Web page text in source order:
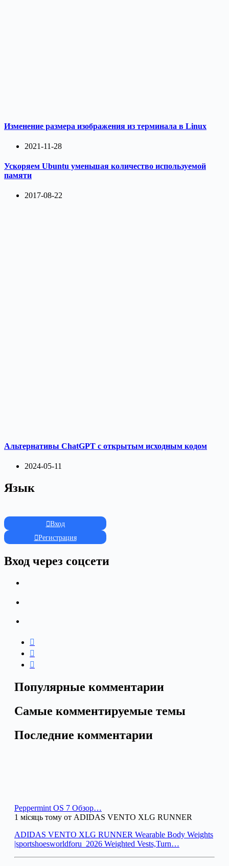
Изменение размера изображения из терминала в Linux
2021-11-28
Ускоряем Ubuntu уменьшая количество используемой
памяти
2017-08-22
Альтернативы ChatGPT с открытым исходным кодом
2024-05-11
Язык
Вход
Регистрация
Вход через соцсети
Популярные комментарии
Самые комментируемые темы
Последние комментарии
Peppermint OS 7 Обзор…
1 місяць тому от ADIDAS VENTO XLG RUNNER
ADIDAS VENTO XLG RUNNER Wearable Body Weights
|sportshoesworldforu_2026 Weighted Vests,Turn…